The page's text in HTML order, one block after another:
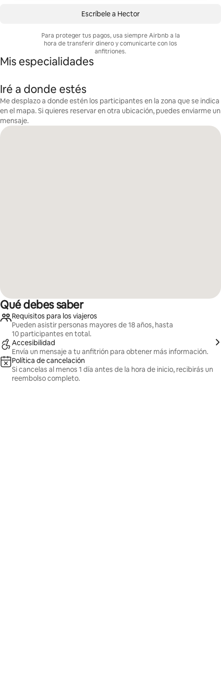
Escríbele a Hector
Para proteger tus pagos, usa siempre Airbnb a la
hora de transferir dinero y comunicarte con los
anfitriones.
Mis especialidades
Iré a donde estés
Me desplazo a donde estén los participantes en la zona que se indica
en el mapa. Si quieres reservar en otra ubicación, puedes enviarme un
mensaje.
Qué debes saber
Requisitos para los viajeros
Pueden asistir personas mayores de 18 años, hasta
10 participantes en total.
Accesibilidad
Envía un mensaje a tu anfitrión para obtener más información.
Política de cancelación
Si cancelas al menos 1 día antes de la hora de inicio, recibirás un
reembolso completo.